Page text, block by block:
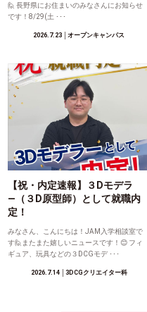
🙋 長野県にお住まいのみなさんにお知らせ
です！8/29(土 ･･･
2026.7.23 │オープンキャンパス
【祝・内定速報】３Dモデラ
―（３D原型師）として就職内
定！
みなさん、こんにちは！JAM入学相談室で
す🙋またまた嬉しいニュースです！😊 フィ
ギュア、玩具などの３DCGモデ ･･･
2026.7.14│3DCGクリエイター科